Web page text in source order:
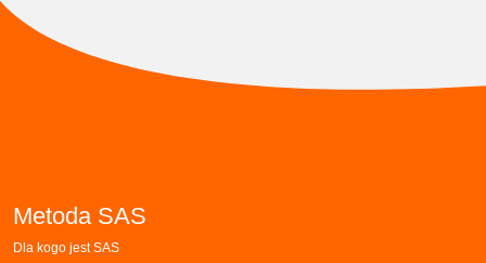
Metoda SAS
Dla kogo jest SAS